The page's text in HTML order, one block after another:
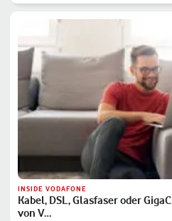
INSIDE VODAFONE
Kabel, DSL, Glasfaser oder
von V…